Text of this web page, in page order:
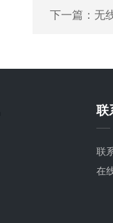
下一篇： 无
联
联
在